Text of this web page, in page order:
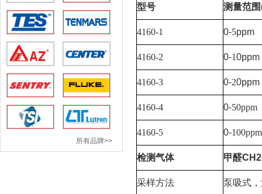
所有品牌>>
型号 测量范围
4160-1 0-5ppm
4160-2 0-10ppm
4160-3 0-20ppm
4160-4 0-50ppm
4160-5 0-100ppm
检测气体 甲醛
采样方法 泵吸式 ，